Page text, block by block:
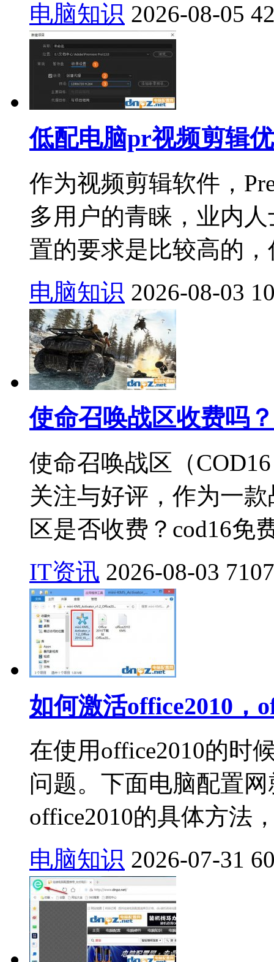
电脑知识 2026-08-05
低配电脑pr视频剪辑
作为视频剪辑软件，
多用户的青睐，业内
置的要求是比较高的，
电脑知识 2026-08-03
使命召唤战区收费吗
使命召唤战区（
关注与好评，作为一
区是否收费？cod16免
IT资讯 2026-08-03
如何激活office2010，
在使用office2010的时
问题。下面电脑配置
office2010的具体方法
电脑知识 2026-07-31